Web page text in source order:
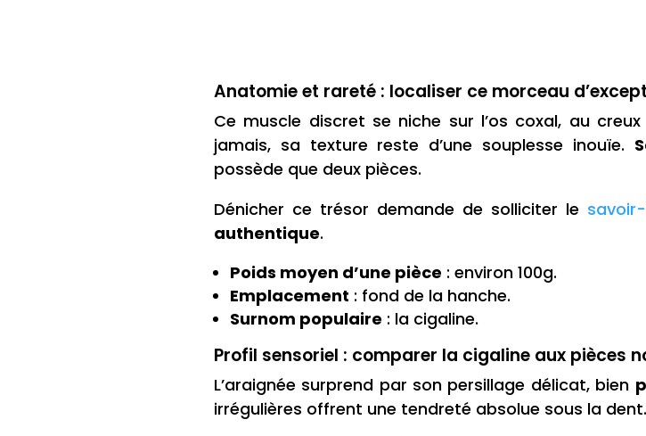
Anatomie et rareté : localiser ce morceau
Ce muscle discret se niche sur l’os coxal, au
jamais, sa texture reste d’une souplesse inouïe.
possède que deux pièces.
Dénicher ce trésor demande de solliciter le
authentique.
Poids moyen d’une pièce : environ 100g.
Emplacement : fond de la hanche.
Surnom populaire : la cigaline.
Profil sensoriel : comparer la cigaline aux pièces
L’araignée surprend par son persillage délicat, bien
irrégulières offrent une tendreté absolue sous la dent.